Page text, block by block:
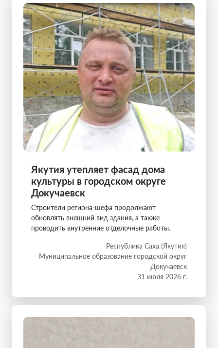
Якутия утепляет фасад дома
культуры в городском округе
Докучаевск
Строители региона-шефа продолжают
обновлять внешний вид здания, а также
проводить внутренние отделочные работы.
Республика Саха (Якутия)
Муниципальное образование городской округ
Докучаевск
31 июля 2026 г.